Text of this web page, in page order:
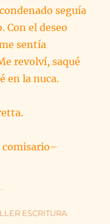
seguía
Con el deseo
sentía
revolví, saqué
en la nuca.
comisario–
ESCRITURA